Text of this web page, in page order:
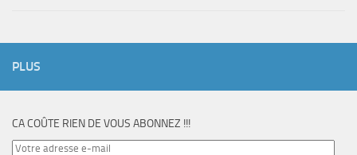
PLUS
CA COÛTE RIEN DE VOUS ABONNEZ !!!
Votre